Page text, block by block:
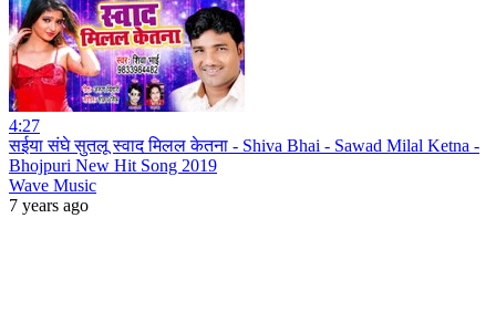
4:27
सईया संघे सुतलू स्वाद मिलल केतना - Shiva Bhai - Sawad Milal Ketna -
Bhojpuri New Hit Song 2019
Wave Music
7 years ago